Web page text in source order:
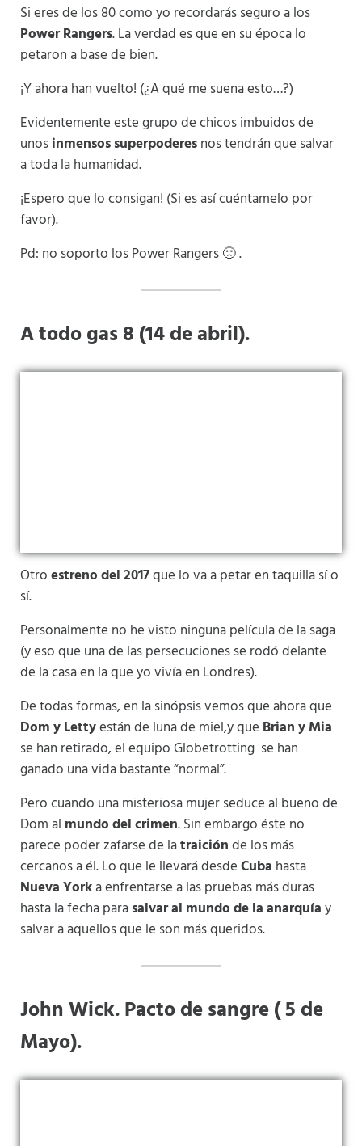
Si eres de los 80 como yo recordarás seguro a los
Power Rangers. La verdad es que en su época lo
petaron a base de bien.
¡Y ahora han vuelto! (¿A qué me suena esto…?)
Evidentemente este grupo de chicos imbuidos de
unosinmensos superpoderesnos tendrán que salvar
a toda la humanidad.
¡Espero que lo consigan! (Si es así cuéntamelo por
favor).
Pd: no soporto los Power Rangers 🙁 .
A todo gas 8 (14 de abril).
Otroestreno del 2017que lo va a petar en taquilla sí o
sí.
Personalmente no he visto ninguna película de la saga
(y eso que una de las persecuciones se rodó delante
de la casa en la que yo vivía en Londres).
De todas formas, en la sinópsis vemos que ahora que
Dom y Lettyestán de luna de miel,y que Brian y Mia
se han retirado, el equipo Globetrotting se han
ganado una vida bastante “normal”.
Pero cuando una misteriosa mujer seduce al bueno de
Dom al mundo del crimen. Sin embargo éste no
parece poder zafarse de latraiciónde los más
cercanos a él. Lo que le llevará desdeCuba hasta
Nueva Yorka enfrentarse a las pruebas más duras
hasta la fecha parasalvar al mundo de la anarquíay
salvar a aquellos que le son más queridos.
John Wick. Pacto de sangre ( 5 de
Mayo).